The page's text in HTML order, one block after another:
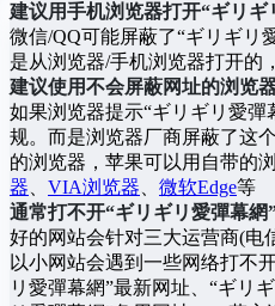
建议用手机浏览器打开“ギリギ
微信/QQ可能屏蔽了“ギリギリ
是从浏览器/手机浏览器打开的
建议使用不会屏蔽网址的浏览
如果浏览器提示“ギリギリ愛
规。而是浏览器厂商屏蔽了这
的浏览器，苹果可以用自带的浏
器
VIA浏览器 微软Edge等
通常打不开“ギリギリ愛彈幕網
好的网站会针对三大运营商(电
以小网站会遇到一些网络打不
リ愛彈幕網”最新网址、“ギリ